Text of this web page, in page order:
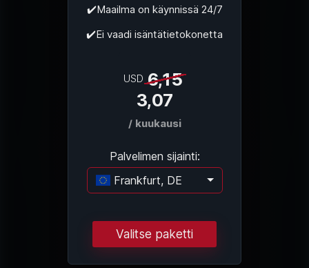
✔️Maailma on käynnissä 24/7
✔️Ei vaadi isäntätietokonetta
USD 6,15
3,07
/ kuukausi
Palvelimen sijainti:
Frankfurt, DE
Ladataan...
Valitse paketti